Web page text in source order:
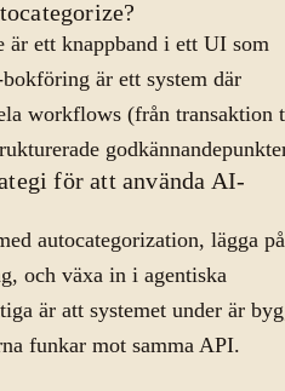
är ett knappband i ett UI som
är ett system där
workflows (från transaktion
för att använda AI-
autocategorization, lägga på
och växa in i agentiska
är att systemet under är
funkar mot samma API.